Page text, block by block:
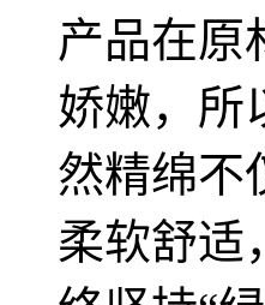
产品在原
娇嫩，所
然精绵不
柔软舒适